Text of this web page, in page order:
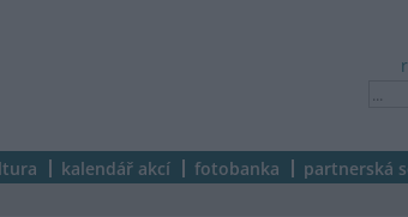
kalendář akcí fotobanka partnerská